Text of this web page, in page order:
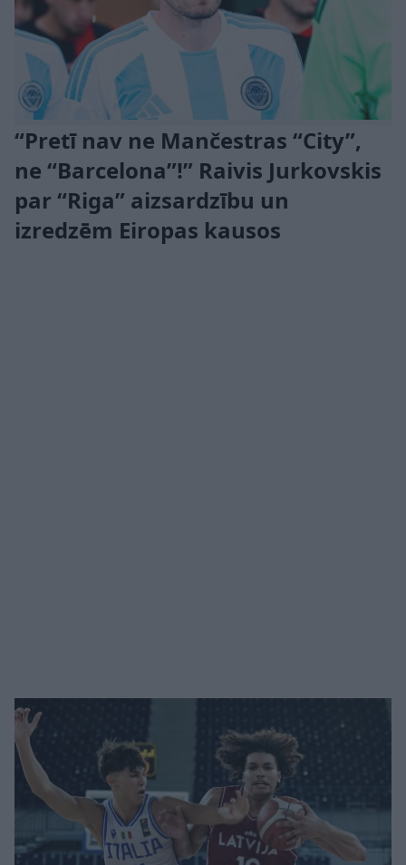
“Pretī nav ne Mančestras “City”,
ne “Barcelona”!” Raivis Jurkovskis
par “Riga” aizsardzību un
izredzēm Eiropas kausos